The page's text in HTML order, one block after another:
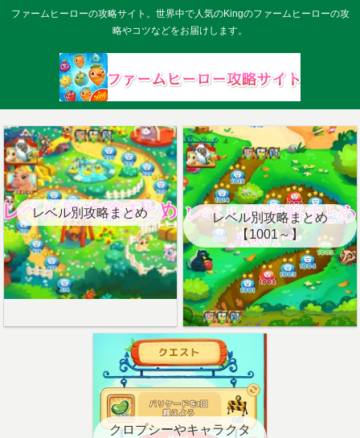
ファームヒーローの攻略サイト。世界中で人気のKingのファームヒーローの攻
略やコツなどをお届けします。
レベル別攻略まとめ
レベル別攻略まとめ
【1001～】
クロプシーやキャラクタ